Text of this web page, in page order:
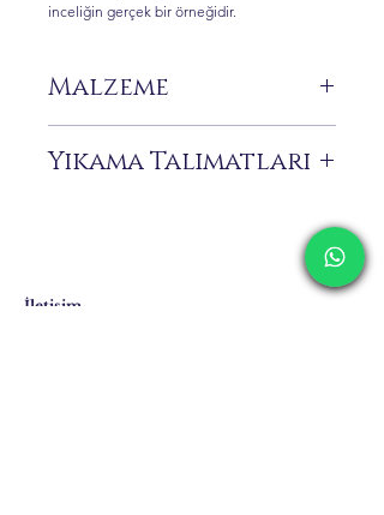
inceliğin gerçek bir örneğidir.
Malzeme
Yıkama Talimatları
nedeniyle bu zarif elbisenin güzelliğini ve
yaptırmanızı öneririz.
İletişim